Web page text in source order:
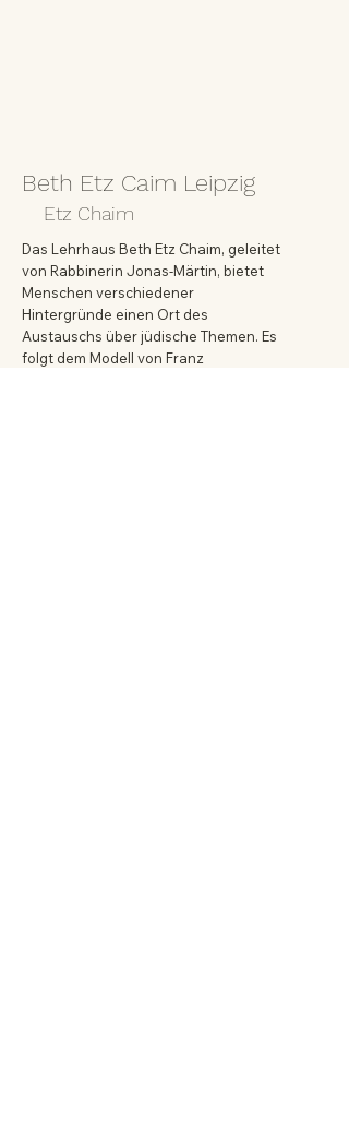
Beth Etz Caim Leipzig
Etz Chaim
Das Lehrhaus Beth Etz Chaim, geleitet
von Rabbinerin Jonas-Märtin, bietet
Menschen verschiedener
Hintergründe einen Ort des
Austauschs über jüdische Themen. Es
folgt dem Modell von Franz